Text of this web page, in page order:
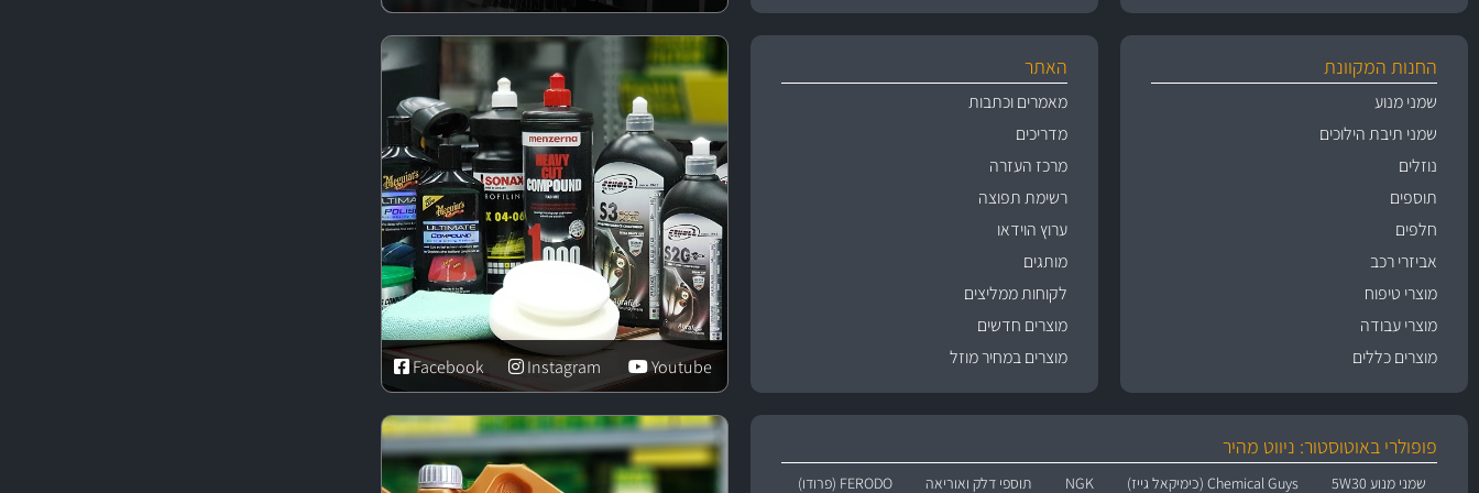
החנות המקוונת
שמני מנוע
שמני תיבת הילוכים
נוזלים
תוספים
חלפים
אביזרי רכב
מוצרי טיפוח
מוצרי עבודה
מוצרים כללים
האתר
מאמרים וכתבות
מדריכים
מרכז העזרה
רשימת תפוצה
ערוץ הוידאו
מותגים
לקוחות ממליצים
מוצרים חדשים
מוצרים במחיר מוזל
Youtube
Instagram
Facebook
פופולרי באוטוסטור: ניווט מהיר
שמני מנוע 5W30 Chemical Guys (כימיקאל גייז) NGK תוספי דלק ואוריאה FERODO (פרודו)